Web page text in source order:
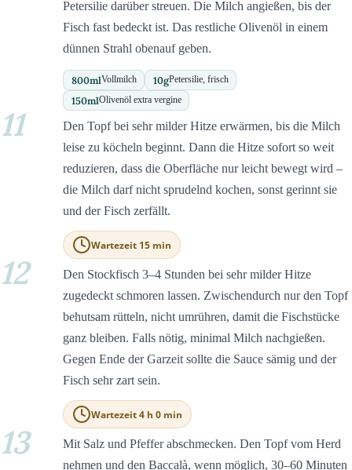
Petersilie darüber streuen. Die Milch angießen, bis der
Fisch fast bedeckt ist. Das restliche Olivenöl in einem
dünnen Strahl obenauf geben.
800mlVollmilch 10gPetersilie, frisch
150mlOlivenöl extra vergine
11
Den Topf bei sehr milder Hitze erwärmen, bis die Milch
leise zu köcheln beginnt. Dann die Hitze sofort so weit
reduzieren, dass die Oberfläche nur leicht bewegt wird –
die Milch darf nicht sprudelnd kochen, sonst gerinnt sie
und der Fisch zerfällt.
Wartezeit 15 min
12
Den Stockfisch 3–4 Stunden bei sehr milder Hitze
zugedeckt schmoren lassen. Zwischendurch nur den Topf
behutsam rütteln, nicht umrühren, damit die Fischstücke
ganz bleiben. Falls nötig, minimal Milch nachgießen.
Gegen Ende der Garzeit sollte die Sauce sämig und der
Fisch sehr zart sein.
Wartezeit 4 h 0 min
13
Mit Salz und Pfeffer abschmecken. Den Topf vom Herd
nehmen und den Baccalà, wenn möglich, 30–60 Minuten